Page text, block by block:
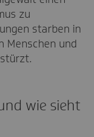
zu
starben in
Menschen und
wie sieht